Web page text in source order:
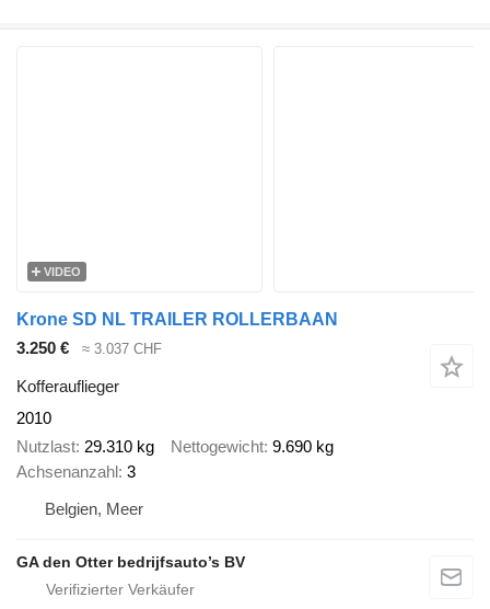
VIDEO
Krone SD NL TRAILER ROLLERBAAN
3.250 €
≈ 3.037 CHF
Kofferauflieger
2010
Nutzlast 29.310 kg Nettogewicht 9.690 kg
Achsenanzahl 3
Belgien, Meer
GA den Otter bedrijfsauto’s BV